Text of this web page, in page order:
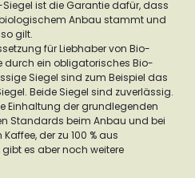
Siegel ist die Garantie dafür, dass
Anbau stammt und
gilt.
für Liebhaber von Bio-
durch ein obligatorisches Bio-
Siegel sind zum Beispiel das
Beide Siegel sind zuverlässig.
Einhaltung der grundlegenden
Standards beim Anbau und bei
der zu 100 % aus
es aber noch weitere